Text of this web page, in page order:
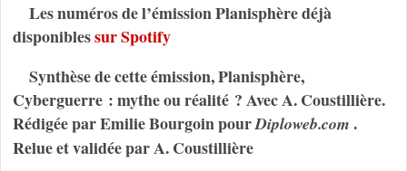
Les numéros de l’émission Planisphère déjà
disponiblessur Spotify
Synthèse de cette émission, Planisphère,
Cyberguerre : mythe ou réalité ? Avec A. Coustillière.
Rédigée par Emilie Bourgoin pourDiploweb.com .
Relue et validée par A. Coustillière